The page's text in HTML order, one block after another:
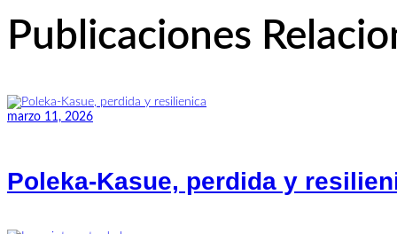
Publicaciones
marzo 11, 2026
Poleka-Kasue, perdida y